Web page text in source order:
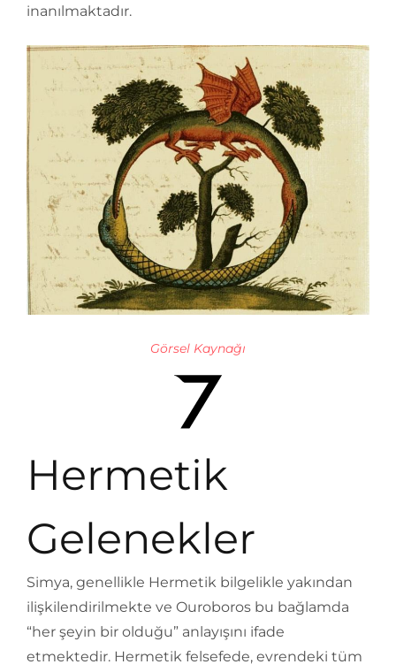
inanılmaktadır.
Görsel Kaynağı
Hermetik
Gelenekler
Simya, genellikle Hermetik bilgelikle yakından
ilişkilendirilmekte ve Ouroboros bu bağlamda
“her şeyin bir olduğu” anlayışını ifade
etmektedir. Hermetik felsefede, evrendeki tüm